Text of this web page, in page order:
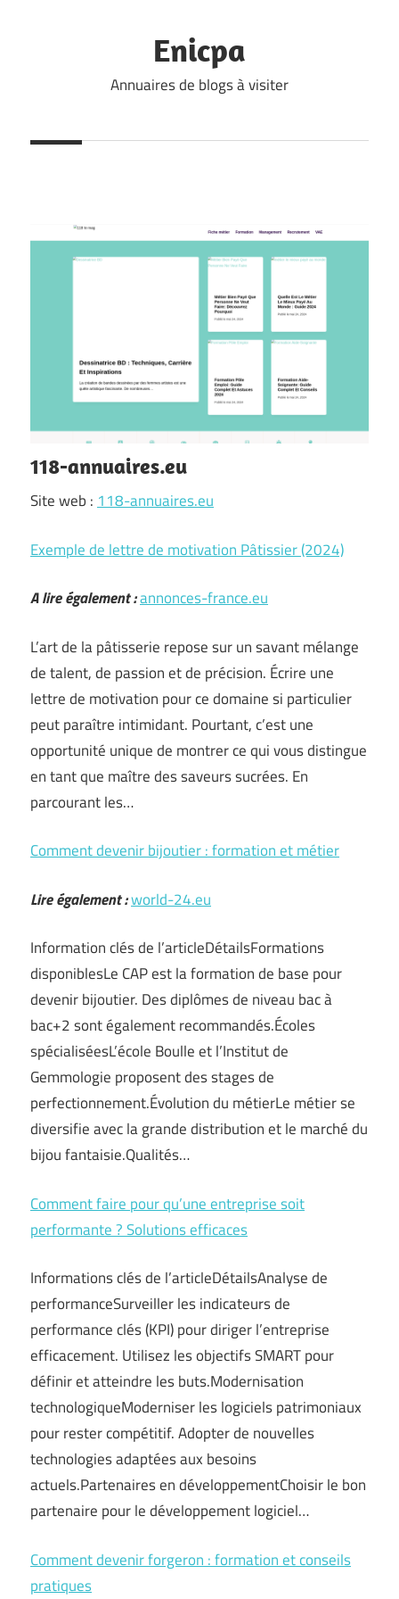
Enicpa
Annuaires de blogs à visiter
118-annuaires.eu
Site web : 118-annuaires.eu
Exemple de lettre de motivation Pâtissier (2024)
A lire également :annonces-france.eu
L’art de la pâtisserie repose sur un savant mélange
de talent, de passion et de précision. Écrire une
lettre de motivation pour ce domaine si particulier
peut paraître intimidant. Pourtant, c’est une
opportunité unique de montrer ce qui vous distingue
en tant que maître des saveurs sucrées. En
parcourant les…
Comment devenir bijoutier : formation et métier
Lire également :world-24.eu
Information clés de l’articleDétailsFormations
disponiblesLe CAP est la formation de base pour
devenir bijoutier. Des diplômes de niveau bac à
bac+2 sont également recommandés.Écoles
spécialiséesL’école Boulle et l’Institut de
Gemmologie proposent des stages de
perfectionnement.Évolution du métierLe métier se
diversifie avec la grande distribution et le marché du
bijou fantaisie.Qualités…
Comment faire pour qu’une entreprise soit
performante ? Solutions efficaces
Informations clés de l’articleDétailsAnalyse de
performanceSurveiller les indicateurs de
performance clés (KPI) pour diriger l’entreprise
efficacement. Utilisez les objectifs SMART pour
définir et atteindre les buts.Modernisation
technologiqueModerniser les logiciels patrimoniaux
pour rester compétitif. Adopter de nouvelles
technologies adaptées aux besoins
actuels.Partenaires en développementChoisir le bon
partenaire pour le développement logiciel…
Comment devenir forgeron : formation et conseils
pratiques